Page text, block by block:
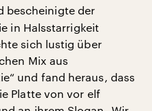
bescheinigte der
in Halsstarrigkeit
sich lustig über
Mix aus
und fand heraus, dass
Platte von vor elf